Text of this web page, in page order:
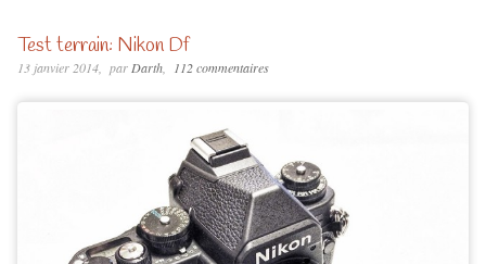
Test terrain: Nikon Df
13 janvier 2014 par Darth 112 commentaires